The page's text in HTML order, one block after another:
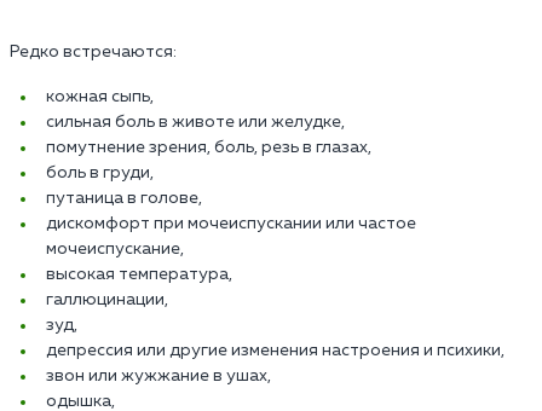
Редко встречаются:
кожная сыпь,
сильная боль в животе или желудке,
помутнение зрения, боль, резь в глазах,
боль в груди,
путаница в голове,
дискомфорт при мочеиспускании или частое
мочеиспускание,
высокая температура,
галлюцинации,
зуд,
депрессия или другие изменения настроения и психики,
звон или жужжание в ушах,
одышка,